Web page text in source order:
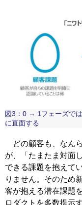
図3：0 → 1フェーズで
に直面する
どの顧客も、なん
が、「たまたま対面
できる課題を抱えて
りません。そのため
客が抱える潜在課題
ロダクトを多数提示